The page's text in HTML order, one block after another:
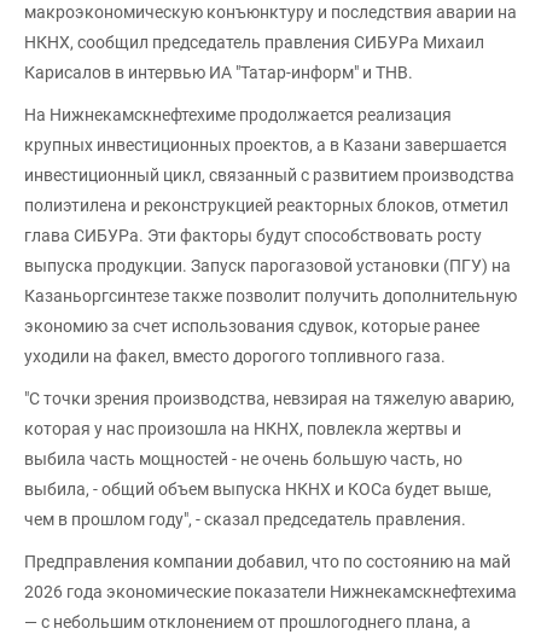
макроэкономическую конъюнктуру и последствия аварии на
НКНХ, сообщил председатель правления СИБУРа Михаил
Карисалов в интервью ИА "Татар-информ" и ТНВ.
На Нижнекамскнефтехиме продолжается реализация
крупных инвестиционных проектов, а в Казани завершается
инвестиционный цикл, связанный с развитием производства
полиэтилена и реконструкцией реакторных блоков, отметил
глава СИБУРа. Эти факторы будут способствовать росту
выпуска продукции. Запуск парогазовой установки (ПГУ) на
Казаньоргсинтезе также позволит получить дополнительную
экономию за счет использования сдувок, которые ранее
уходили на факел, вместо дорогого топливного газа.
"С точки зрения производства, невзирая на тяжелую аварию,
которая у нас произошла на НКНХ, повлекла жертвы и
выбила часть мощностей - не очень большую часть, но
выбила, - общий объем выпуска НКНХ и КОСа будет выше,
чем в прошлом году", - сказал председатель правления.
Предправления компании добавил, что по состоянию на май
2026 года экономические показатели Нижнекамскнефтехима
— с небольшим отклонением от прошлогоднего плана, а